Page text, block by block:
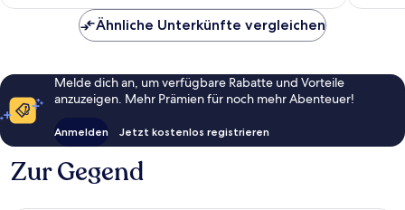
Ähnliche Unterkünfte vergleichen
Melde dich an, um verfügbare Rabatte und Vorteile
anzuzeigen. Mehr Prämien für noch mehr Abenteuer!
Anmelden Jetzt kostenlos registrieren
Zur Gegend